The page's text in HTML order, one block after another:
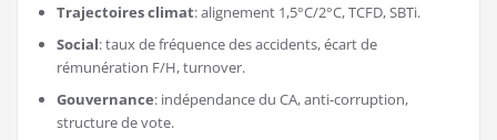
Trajectoires climat: alignement 1,5°C/2°C, TCFD, SBTi.
Social: taux de fréquence des accidents, écart de
rémunération F/H, turnover.
Gouvernance: indépendance du CA, anti-corruption,
structure de vote.